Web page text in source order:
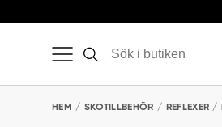
HEM SKOTILLBEHÖR REFLEXER